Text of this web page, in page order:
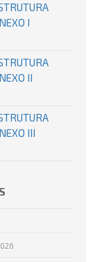
I
II
III